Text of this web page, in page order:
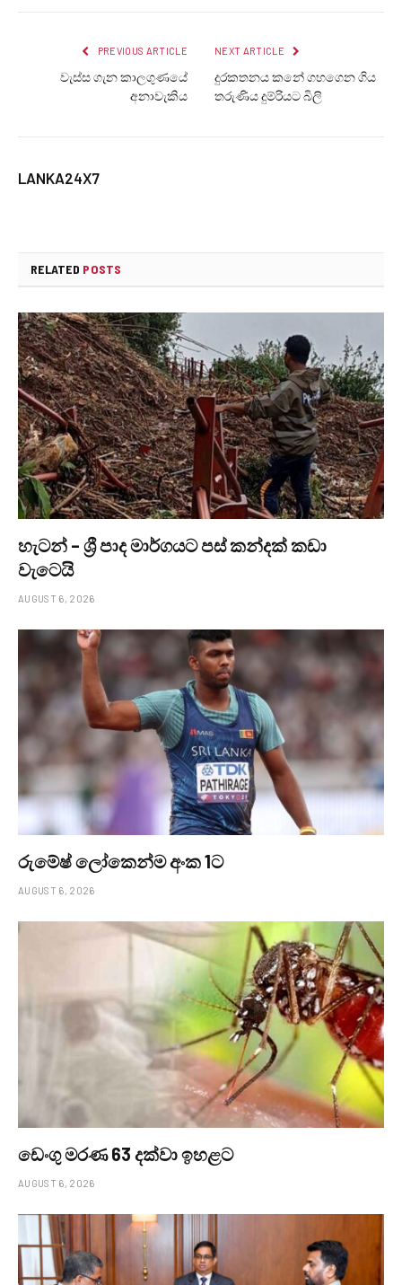
PREVIOUS ARTICLE
වැස්ස ගැන කාලගුණයේ
අනාවැකිය
NEXT ARTICLE
දුරකතනය කනේ ගහගෙන ගිය
තරුණිය දුම්රියට බිලි
LANKA24X7
RELATED POSTS
හැටන් – ශ්‍රී පාද මාර්ගයට පස් කන්දක් කඩා
වැටෙයි
AUGUST 6, 2026
රුමේෂ් ලෝකෙන්ම අංක 1ට
AUGUST 6, 2026
ඩෙංගු මරණ 63 දක්වා ඉහළට
AUGUST 6, 2026